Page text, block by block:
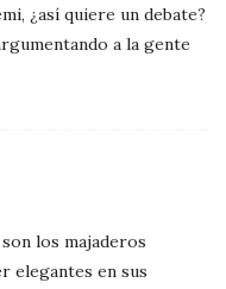
¿así quiere un debate?
a la gente
los majaderos
elegantes en sus